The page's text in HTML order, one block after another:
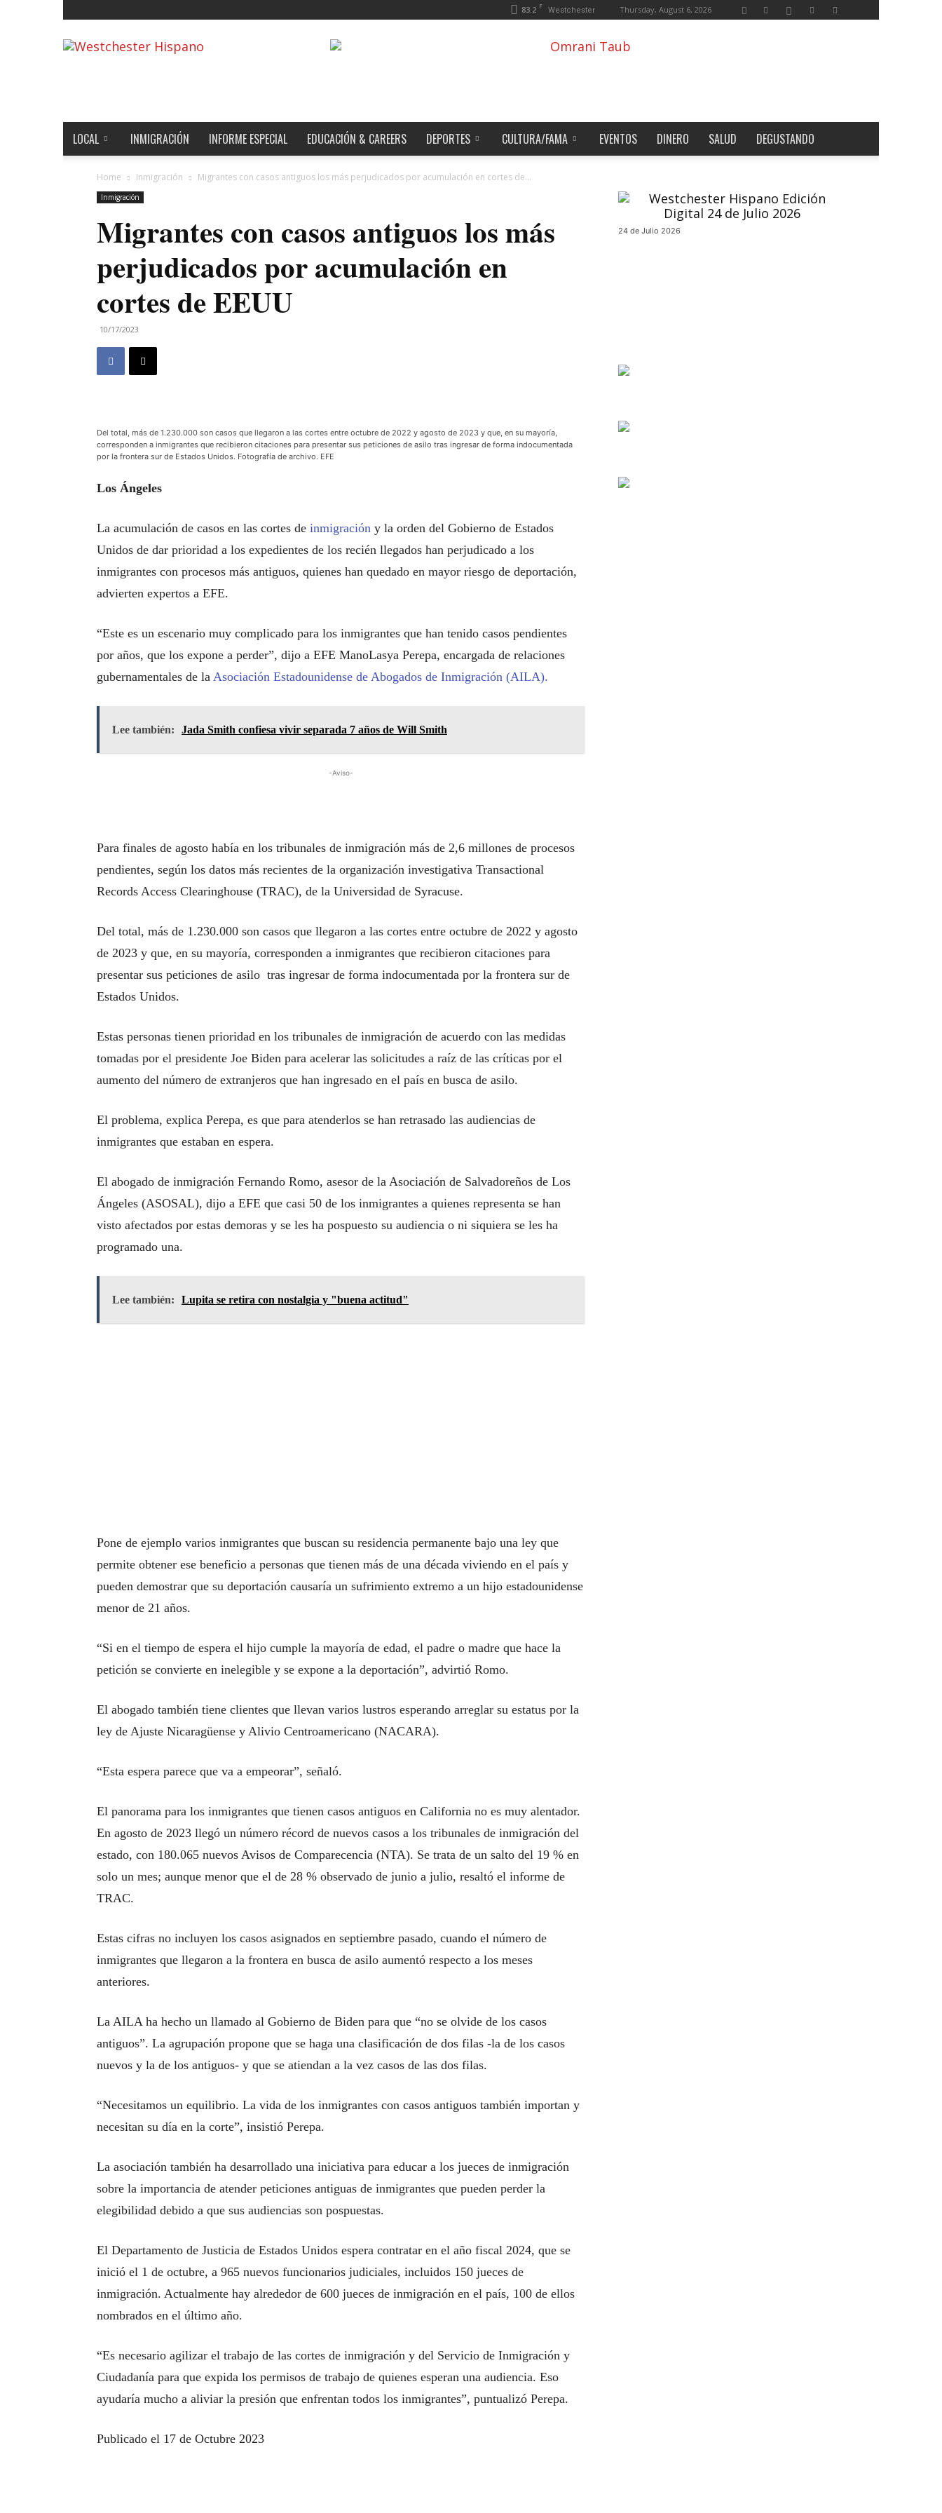
83.2 F Westchester Thursday, August 6, 2026
Noticias
y
el
Mundo
LOCAL INMIGRACIÓN INFORME ESPECIAL EDUCACIÓN & CAREERS DEPORTES CULTURA/FAMA EVENTOS DINERO SALUD DEGUSTANDO
Home Inmigración Migrantes con casos antiguos los más perjudicados por acumulación en cortes de...
Inmigración
Migrantes con casos antiguos los más
perjudicados por acumulación en
cortes de EEUU
10/17/2023
Del total, más de 1.230.000 son casos que llegaron a las cortes entre octubre de 2022 y agosto de 2023 y que, en su mayoría,
corresponden a inmigrantes que recibieron citaciones para presentar sus peticiones de asilo tras ingresar de forma indocumentada
por la frontera sur de Estados Unidos. Fotografía de archivo. EFE
Los Ángeles
La acumulación de casos en las cortes de inmigración y la orden del Gobierno de Estados
Unidos de dar prioridad a los expedientes de los recién llegados han perjudicado a los
inmigrantes con procesos más antiguos, quienes han quedado en mayor riesgo de deportación,
advierten expertos a EFE.
“Este es un escenario muy complicado para los inmigrantes que han tenido casos pendientes
por años, que los expone a perder”, dijo a EFE ManoLasya Perepa, encargada de relaciones
gubernamentales de la Asociación Estadounidense de Abogados de Inmigración (AILA).
Lee también: Jada Smith confiesa vivir separada 7 años de Will Smith
-Aviso-
Para finales de agosto había en los tribunales de inmigración más de 2,6 millones de procesos
pendientes, según los datos más recientes de la organización investigativa Transactional
Records Access Clearinghouse (TRAC), de la Universidad de Syracuse.
Del total, más de 1.230.000 son casos que llegaron a las cortes entre octubre de 2022 y agosto
de 2023 y que, en su mayoría, corresponden a inmigrantes que recibieron citaciones para
presentar sus peticiones de asilo tras ingresar de forma indocumentada por la frontera sur de
Estados Unidos.
Estas personas tienen prioridad en los tribunales de inmigración de acuerdo con las medidas
tomadas por el presidente Joe Biden para acelerar las solicitudes a raíz de las críticas por el
aumento del número de extranjeros que han ingresado en el país en busca de asilo.
El problema, explica Perepa, es que para atenderlos se han retrasado las audiencias de
inmigrantes que estaban en espera.
El abogado de inmigración Fernando Romo, asesor de la Asociación de Salvadoreños de Los
Ángeles (ASOSAL), dijo a EFE que casi 50 de los inmigrantes a quienes representa se han
visto afectados por estas demoras y se les ha pospuesto su audiencia o ni siquiera se les ha
programado una.
Lee también: Lupita se retira con nostalgia y "buena actitud"
Pone de ejemplo varios inmigrantes que buscan su residencia permanente bajo una ley que
permite obtener ese beneficio a personas que tienen más de una década viviendo en el país y
pueden demostrar que su deportación causaría un sufrimiento extremo a un hijo estadounidense
menor de 21 años.
“Si en el tiempo de espera el hijo cumple la mayoría de edad, el padre o madre que hace la
petición se convierte en inelegible y se expone a la deportación”, advirtió Romo.
El abogado también tiene clientes que llevan varios lustros esperando arreglar su estatus por la
ley de Ajuste Nicaragüense y Alivio Centroamericano (NACARA).
“Esta espera parece que va a empeorar”, señaló.
El panorama para los inmigrantes que tienen casos antiguos en California no es muy alentador.
En agosto de 2023 llegó un número récord de nuevos casos a los tribunales de inmigración del
estado, con 180.065 nuevos Avisos de Comparecencia (NTA). Se trata de un salto del 19 % en
solo un mes; aunque menor que el de 28 % observado de junio a julio, resaltó el informe de
TRAC.
Estas cifras no incluyen los casos asignados en septiembre pasado, cuando el número de
inmigrantes que llegaron a la frontera en busca de asilo aumentó respecto a los meses
anteriores.
La AILA ha hecho un llamado al Gobierno de Biden para que “no se olvide de los casos
antiguos”. La agrupación propone que se haga una clasificación de dos filas -la de los casos
nuevos y la de los antiguos- y que se atiendan a la vez casos de las dos filas.
“Necesitamos un equilibrio. La vida de los inmigrantes con casos antiguos también importan y
necesitan su día en la corte”, insistió Perepa.
La asociación también ha desarrollado una iniciativa para educar a los jueces de inmigración
sobre la importancia de atender peticiones antiguas de inmigrantes que pueden perder la
elegibilidad debido a que sus audiencias son pospuestas.
El Departamento de Justicia de Estados Unidos espera contratar en el año fiscal 2024, que se
inició el 1 de octubre, a 965 nuevos funcionarios judiciales, incluidos 150 jueces de
inmigración. Actualmente hay alrededor de 600 jueces de inmigración en el país, 100 de ellos
nombrados en el último año.
“Es necesario agilizar el trabajo de las cortes de inmigración y del Servicio de Inmigración y
Ciudadanía para que expida los permisos de trabajo de quienes esperan una audiencia. Eso
ayudaría mucho a aliviar la presión que enfrentan todos los inmigrantes”, puntualizó Perepa.
Publicado el 17 de Octubre 2023
24 de Julio 2026